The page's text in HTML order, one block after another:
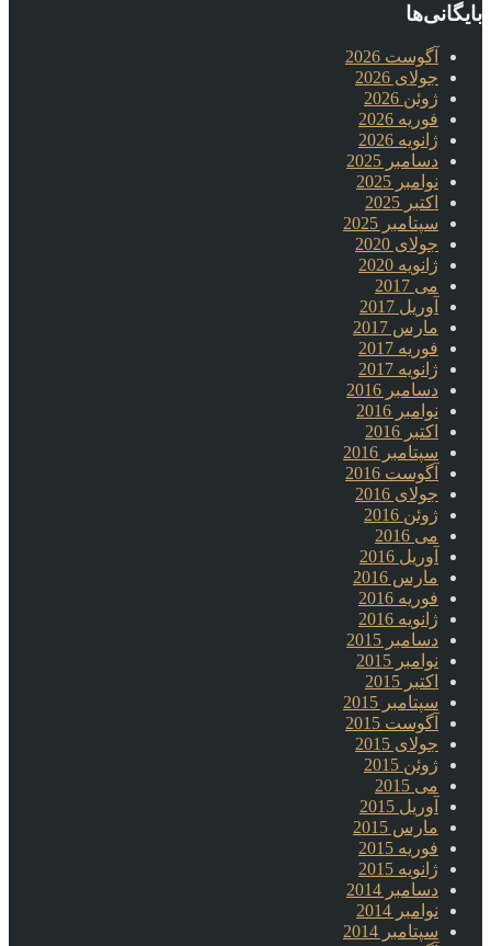
بایگانی‌ها
آگوست 2026
جولای 2026
ژوئن 2026
فوریه 2026
ژانویه 2026
دسامبر 2025
نوامبر 2025
اکتبر 2025
سپتامبر 2025
جولای 2020
ژانویه 2020
می 2017
آوریل 2017
مارس 2017
فوریه 2017
ژانویه 2017
دسامبر 2016
نوامبر 2016
اکتبر 2016
سپتامبر 2016
آگوست 2016
جولای 2016
ژوئن 2016
می 2016
آوریل 2016
مارس 2016
فوریه 2016
ژانویه 2016
دسامبر 2015
نوامبر 2015
اکتبر 2015
سپتامبر 2015
آگوست 2015
جولای 2015
ژوئن 2015
می 2015
آوریل 2015
مارس 2015
فوریه 2015
ژانویه 2015
دسامبر 2014
نوامبر 2014
سپتامبر 2014